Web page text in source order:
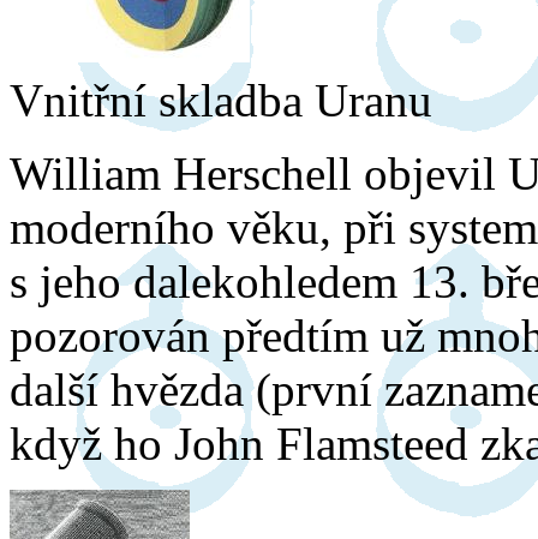
Vnitřní skladba Uranu
William Herschell objevil
moderního věku, při
s jeho dalekohledem 13.
pozorován předtím už
další hvězda (první
když ho John Flamsteed